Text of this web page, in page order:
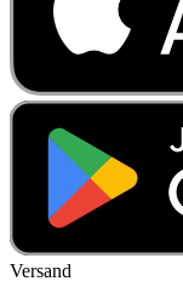
Versand